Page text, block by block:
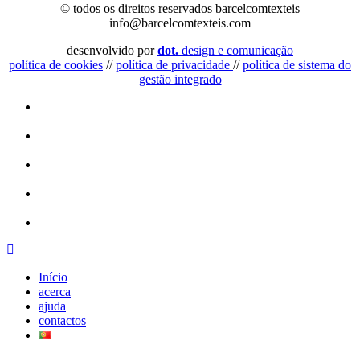
© todos os direitos reservados barcelcomtexteis
info@barcelcomtexteis.com
desenvolvido pordot. design e comunicação
política de cookies //política de privacidade //política de sistema do
gestão integrado
Início
acerca
ajuda
contactos